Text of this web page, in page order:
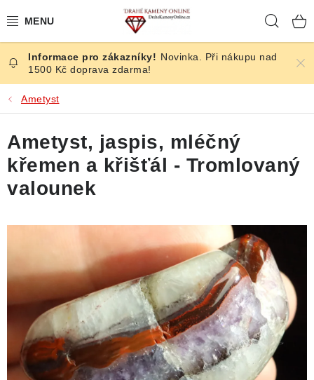
na
ČESKÉ KAMENY
ŠPERKY
KAMENY ZE SVĚTA
BROUŠENÉ
KRYSTALY
ČLÁNKY
NALEZIŠTĚ
Novinka. Při nákupu nad
1500 Kč doprava zdarma!
Ametyst
Ametyst, jaspis, mléčný
křemen a křišťál - Tromlovaný
valounek